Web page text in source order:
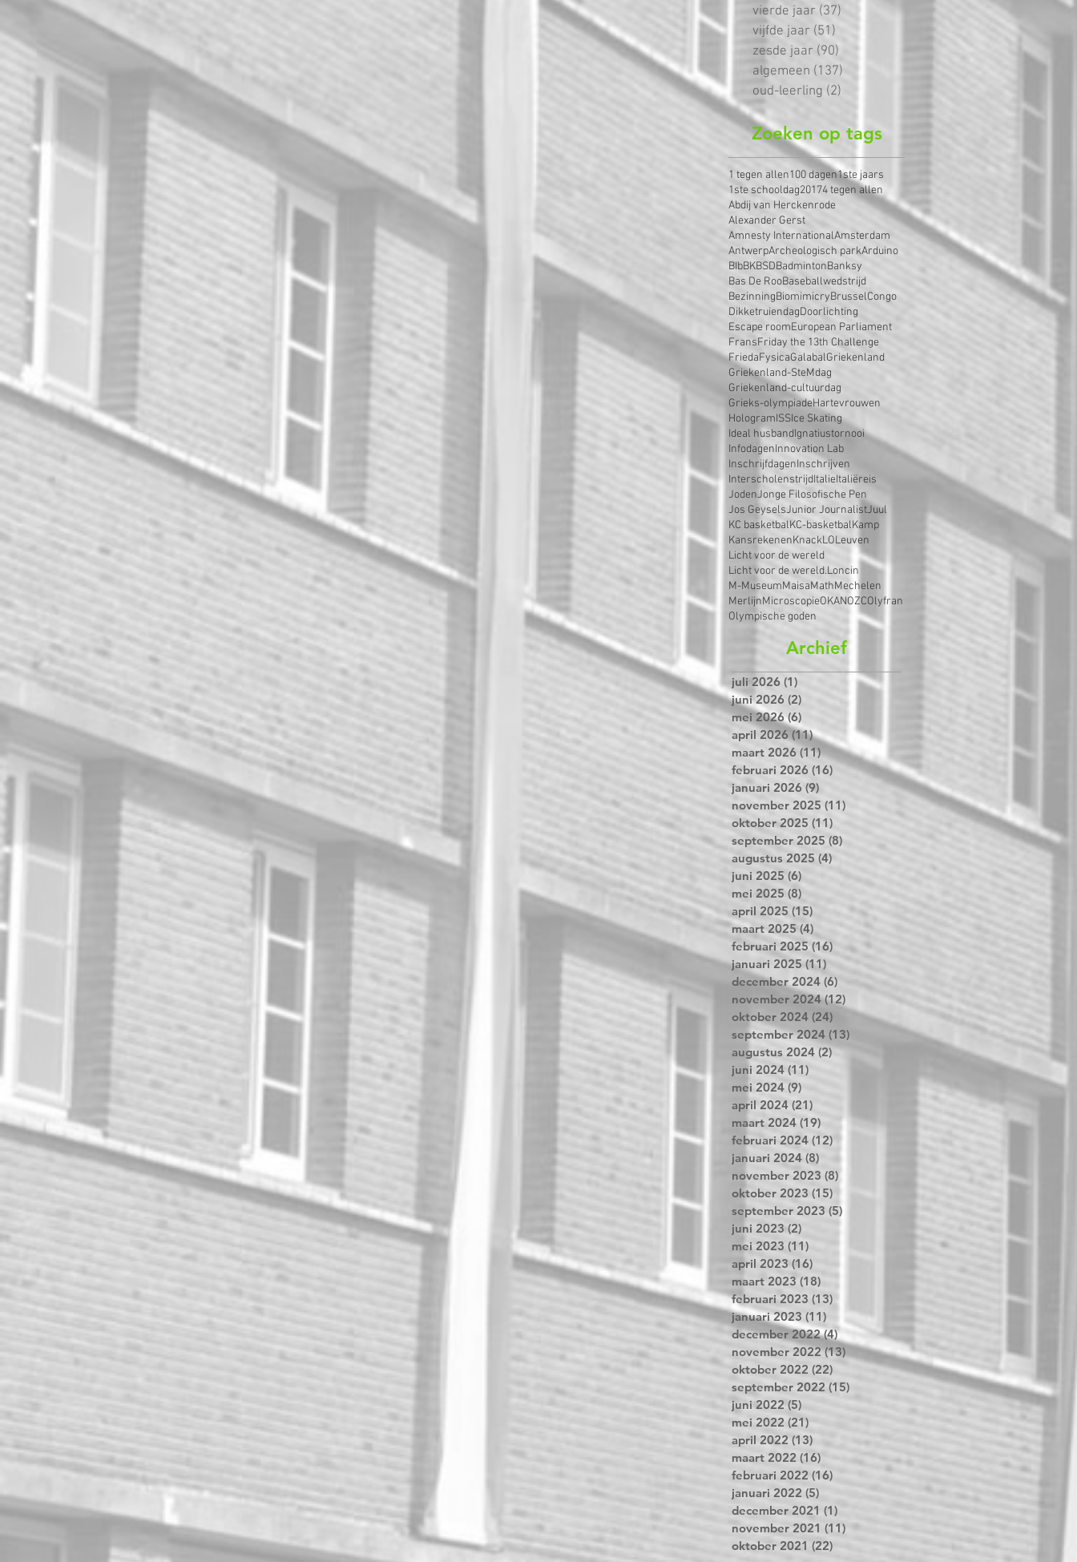
vierde jaar (37)
vijfde jaar (51)
zesde jaar (90)
algemeen (137)
oud-leerling (2)
Zoeken op tags
1 tegen allen100 dagen1ste jaars
1ste schooldag20174 tegen allen
Abdij van Herckenrode
Alexander Gerst
Amnesty InternationalAmsterdam
AntwerpArcheologisch parkArduino
BIbBKBSDBadmintonBanksy
Bas De RooBaseballwedstrijd
BezinningBiomimicryBrusselCongo
DikketruiendagDoorlichting
Escape roomEuropean Parliament
FransFriday the 13th Challenge
FriedaFysicaGalabalGriekenland
Griekenland-SteMdag
Griekenland-cultuurdag
Grieks-olympiadeHartevrouwen
HologramISSIce Skating
Ideal husbandIgnatiustornooi
InfodagenInnovation Lab
InschrijfdagenInschrijven
InterscholenstrijdItalieItaliëreis
JodenJonge Filosofische Pen
Jos GeyselsJunior JournalistJuul
KC basketbalKC-basketbalKamp
KansrekenenKnackLOLeuven
Licht voor de wereld
Licht voor de wereld.Loncin
M-MuseumMaisaMathMechelen
MerlijnMicroscopieOKANOZCOlyfran
Olympische goden
Archief
juli 2026 (1)
juni 2026 (2)
mei 2026 (6)
april 2026 (11)11 posts
maart 2026 (11)11 posts
februari 2026 (16) 16 posts
januari 2026 (9)
november 2025 (11)
oktober 2025 (11)
september 2025 (8)
augustus 2025 (4)
juni 2025 (6) 6 posts
mei 2025 (8)
april 2025 (15) 15 posts
maart 2025 (4) 4 posts
februari 2025 (16) 16 posts
januari 2025 (11) 11 posts
december 2024 (6) 6 posts
november 2024 (12) 12 posts
oktober 2024 (24) 24 posts
september 2024 (13)
augustus 2024 (2)2 posts
juni 2024 (11)
mei 2024 (9)
april 2024 (21)
maart 2024 (19) 19 posts
februari 2024 (12)
januari 2024 (8)
november 2023 (8)
oktober 2023 (15)
september 2023 (5)
juni 2023 (2)
mei 2023 (11)
april 2023 (16)
maart 2023 (18)
februari 2023 (13)
januari 2023 (11) 11 posts
december 2022 (4)4 posts
november 2022 (13) 13 posts
oktober 2022 (22) 22 posts
september 2022 (15)
juni 2022 (5)
mei 2022 (21) 21 posts
april 2022 (13)
maart 2022 (16)
februari 2022 (16)
januari 2022 (5)
december 2021 (1)
november 2021 (11)
oktober 2021 (22)